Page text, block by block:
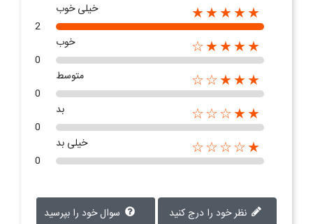
★★★★★
خیلی خوب
2
★★★★☆
خوب
0
★★★☆☆
متوسط
0
★★☆☆☆
بد
0
★☆☆☆☆
خیلی بد
0
سوال خود را بپرسید